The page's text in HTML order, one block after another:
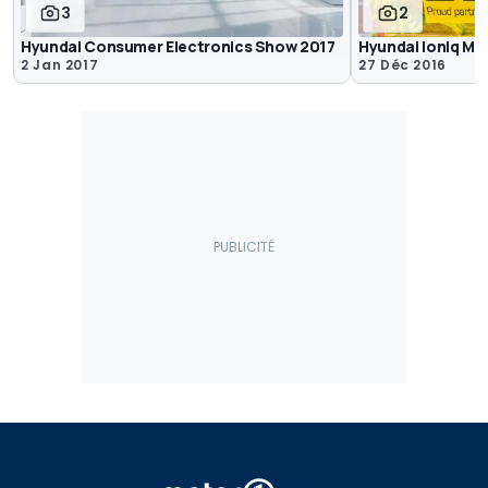
3
Hyundai Consumer Electronics Show 2017
2 Jan 2017
2
Hyundai Ioniq
27 Déc 2016